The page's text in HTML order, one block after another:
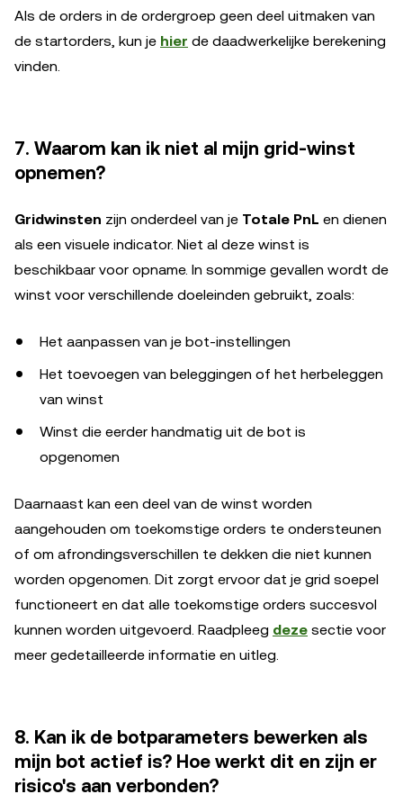
Als de orders in de ordergroep geen deel uitmaken van
de startorders, kun je hier de daadwerkelijke berekening
vinden.
7. Waarom kan ik niet al mijn grid-winst
opnemen?
Gridwinsten zijn onderdeel van je Totale PnL en dienen
als een visuele indicator. Niet al deze winst is
beschikbaar voor opname. In sommige gevallen wordt de
winst voor verschillende doeleinden gebruikt, zoals:
Het aanpassen van je bot-instellingen
Het toevoegen van beleggingen of het herbeleggen
van winst
Winst die eerder handmatig uit de bot is
opgenomen
Daarnaast kan een deel van de winst worden
aangehouden om toekomstige orders te ondersteunen
of om afrondingsverschillen te dekken die niet kunnen
worden opgenomen. Dit zorgt ervoor dat je grid soepel
functioneert en dat alle toekomstige orders succesvol
kunnen worden uitgevoerd. Raadpleeg deze sectie voor
meer gedetailleerde informatie en uitleg.
8. Kan ik de botparameters bewerken als
mijn bot actief is? Hoe werkt dit en zijn er
risico's aan verbonden?